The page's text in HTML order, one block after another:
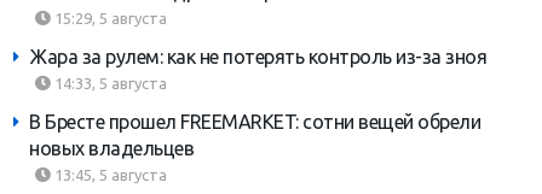
15:29, 5 августа
Жара за рулем: как не потерять контроль из-за зноя
14:33, 5 августа
В Бресте прошел FREEMARKET: сотни вещей обрели
новых владельцев
13:45, 5 августа